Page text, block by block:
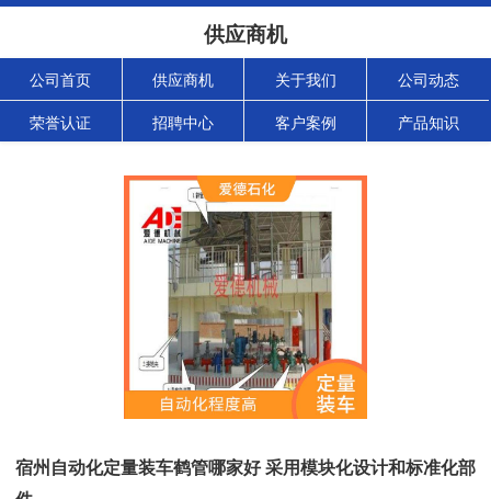
供应商机
公司首页 供应商机 关于我们 公司动态
荣誉认证 招聘中心 客户案例 产品知识
宿州自动化定量装车鹤管哪家好 采用模块化设计和标准化部